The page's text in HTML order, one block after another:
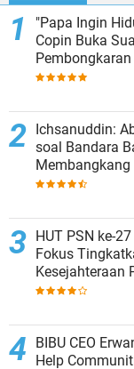
"Papa Ingin
Copin Buka
Sepihak
Ichsanuddin:
soal Bandara
Membangkang
HUT PSN ke-
Fokus
Kesejahteraan
BIBU CEO
Help